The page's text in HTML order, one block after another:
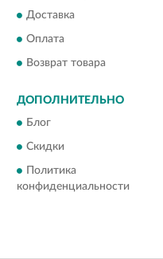
Доставка
Оплата
Возврат товара
ДОПОЛНИТЕЛЬНО
Блог
Скидки
Политика
конфиденциальности